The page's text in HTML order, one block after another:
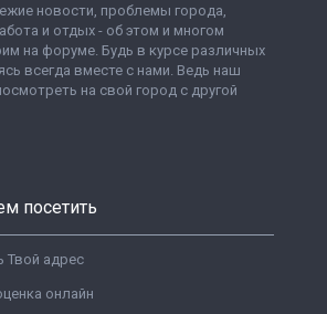
новости, проблемы города,
и отдых - об этом и многом
на форуме. Будь в курсе различных
всегда вместе с нами. Ведь наш
на свой город с другой
посетить
Твой адрес
онлайн